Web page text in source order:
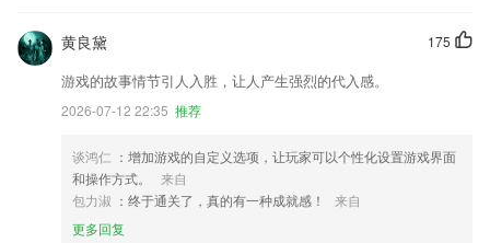
175
黄良黛
游戏的故事情节引人入胜，让人产生强烈的代入感。
2026-07-12 22:35 推荐
谈鸿仁 ：增加游戏的自定义选项，让玩家可以个性化设置游戏界面
和操作方式。
来自
包力淑 ：终于通关了，真的有一种成就感！
来自
更多回复